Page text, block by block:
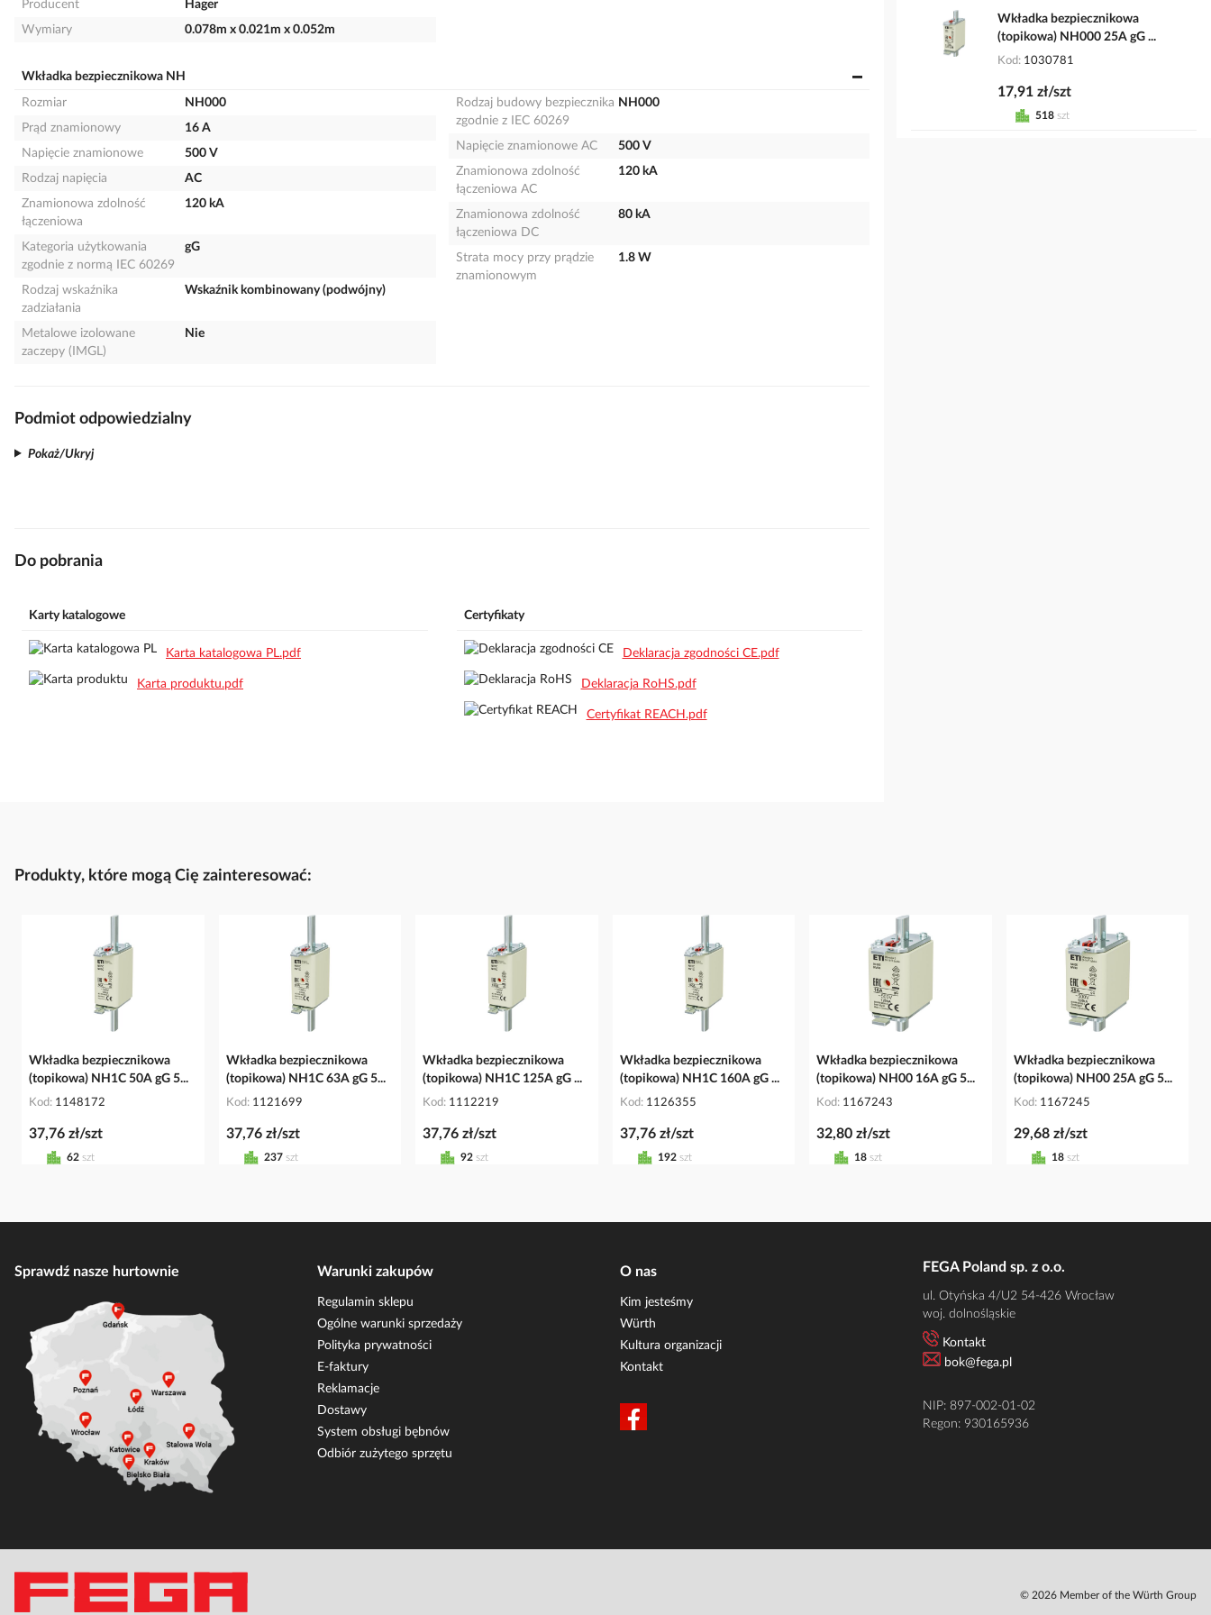
Producent
Hager
Wymiary
0.078m x 0.021m x 0.052m
Wkładka bezpiecznikowa NH
Rozmiar
NH000
Prąd znamionowy
16 A
Napięcie znamionowe
500 V
Rodzaj napięcia
AC
Znamionowa zdolność
łączeniowa
120 kA
Kategoria użytkowania
zgodnie z normą IEC 60269
gG
Rodzaj wskaźnika
zadziałania
Wskaźnik kombinowany (podwójny)
Metalowe izolowane
zaczepy (IMGL)
Nie
Rodzaj budowy bezpiecznika
zgodnie z IEC 60269
NH000
Napięcie znamionowe AC
500 V
Znamionowa zdolność
łączeniowa AC
120 kA
Znamionowa zdolność
łączeniowa DC
80 kA
Strata mocy przy prądzie
znamionowym
1.8 W
Podmiot odpowiedzialny
Pokaż/Ukryj
Do pobrania
Karty katalogowe
Karta katalogowa PL.pdf
Karta produktu.pdf
Certyfikaty
Deklaracja zgodności CE.pdf
Deklaracja RoHS.pdf
Certyfikat REACH.pdf
Wkładka bezpiecznikowa
(topikowa) NH000 25A gG ...
Kod 1030781
17,91 zł/szt
518 szt
Produkty, które mogą Cię zainteresować:
Wkładka bezpiecznikowa
(topikowa) NH1C 50A gG 5...
Kod 1148172
37,76 zł/szt
62 szt
Wkładka bezpiecznikowa
(topikowa) NH1C 63A gG 5...
Kod 1121699
37,76 zł/szt
237 szt
Wkładka bezpiecznikowa
(topikowa) NH1C 125A gG ...
Kod 1112219
37,76 zł/szt
92 szt
Wkładka bezpiecznikowa
(topikowa) NH1C 160A gG ...
Kod 1126355
37,76 zł/szt
192 szt
Wkładka bezpiecznikowa
(topikowa) NH00 16A gG 5...
Kod 1167243
32,80 zł/szt
18 szt
Wkładka bezpiecznikowa
(topikowa) NH00 25A gG 5...
Kod 1167245
29,68 zł/szt
18 szt
Sprawdź nasze hurtownie Warunki zakupów
Regulamin sklepu
Ogólne warunki sprzedaży
Polityka prywatności
E-faktury
Reklamacje
Dostawy
System obsługi bębnów
Odbiór zużytego sprzętu
O nas
Kim jesteśmy
Würth
Kultura organizacji
Kontakt
FEGA Poland sp. z o.o.
ul. Otyńska 4/U2 54-426 Wrocław
woj. dolnośląskie
Kontakt
bok@fega.pl
NIP: 897-002-01-02
Regon: 930165936
© 2026 Member of the Würth Group